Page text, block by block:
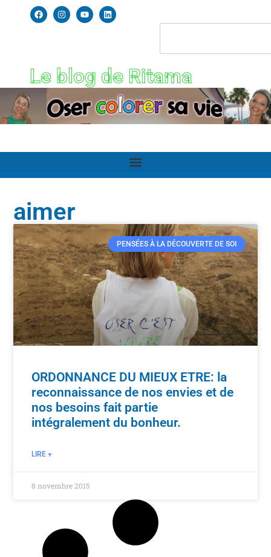
Le blog de Ritama
aimer
PENSÉES À LA DÉCOUVERTE DE SOI
ORDONNANCE DU MIEUX ETRE: la
reconnaissance de nos envies et de
nos besoins fait partie
intégralement du bonheur.
LIRE +
8 novembre 2015